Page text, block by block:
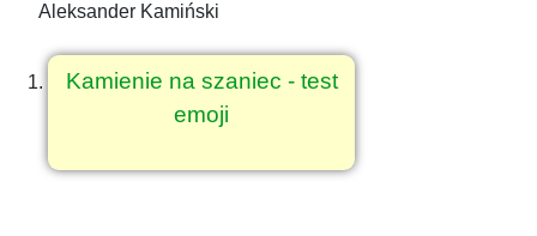
Aleksander Kamiński
Kamienie na szaniec - test
emoji